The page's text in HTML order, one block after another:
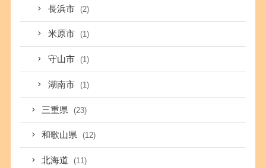
長浜市 (2)
米原市 (1)
守山市 (1)
湖南市 (1)
三重県 (23)
和歌山県 (12)
北海道 (11)